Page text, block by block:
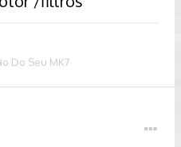
Do Seu MK7